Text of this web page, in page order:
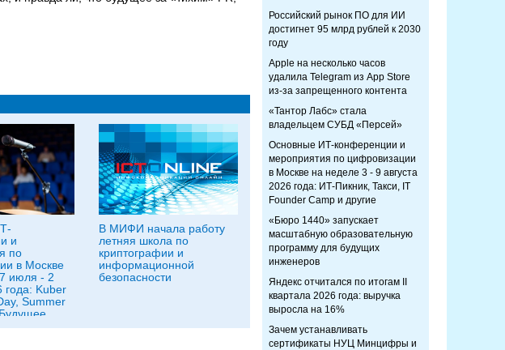
и
по
в Москве
июля - 2
года: Kuber
Summer
в
В МИФИ начала работу
летняя школа по
криптографии и
информационной
безопасности
Российский рынок ПО для ИИ
достигнет 95 млрд рублей к 2030
году
Apple на несколько часов
удалила Telegram из App Store
из-за запрещенного контента
«Тантор Лабс» стала
владельцем СУБД «Персей»
Основные ИТ-конференции и
мероприятия по цифровизации
в Москве на неделе 3 - 9 августа
2026 года: ИТ-Пикник, Такси, IT
Founder Camp и другие
«Бюро 1440» запускает
масштабную образовательную
программу для будущих
инженеров
Яндекс отчитался по итогам II
квартала 2026 года: выручка
выросла на 16%
Зачем устанавливать
сертификаты НУЦ Минцифры и